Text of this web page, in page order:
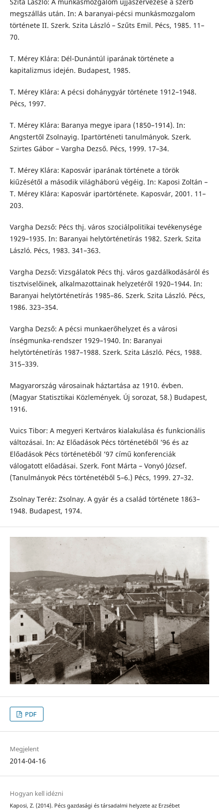
megszállás után. In: A baranyai-pécsi munkásmozgalom
története II. Szerk. Szita László – Szűts Emil. Pécs, 1985. 11–
70.
T. Mérey Klára: Dél-Dunántúl iparának története a
kapitalizmus idején. Budapest, 1985.
T. Mérey Klára: A pécsi dohánygyár története 1912–1948.
Pécs, 1997.
T. Mérey Klára: Baranya megye ipara (1850–1914). In:
Angstertől Zsolnayig. Ipartörténeti tanulmányok. Szerk.
Szirtes Gábor – Vargha Dezső. Pécs, 1999. 17–34.
T. Mérey Klára: Kaposvár iparának története a török
kiűzésétől a második világháború végéig. In: Kaposi Zoltán –
T. Mérey Klára: Kaposvár ipartörténete. Kaposvár, 2001. 11–
203.
Vargha Dezső: Pécs thj. város szociálpolitikai tevékenysége
1929–1935. In: Baranyai helytörténetírás 1982. Szerk. Szita
László. Pécs, 1983. 341–363.
Vargha Dezső: Vizsgálatok Pécs thj. város gazdálkodásáról és
tisztviselőinek, alkalmazottainak helyzetéről 1920–1944. In:
Baranyai helytörténetírás 1985–86. Szerk. Szita László. Pécs,
1986. 323–354.
Vargha Dezső: A pécsi munkaerőhelyzet és a városi
ínségmunka-rendszer 1929–1940. In: Baranyai
helytörténetírás 1987–1988. Szerk. Szita László. Pécs, 1988.
315–339.
Magyarország városainak háztartása az 1910. évben.
(Magyar Statisztikai Közlemények. Új sorozat, 58.) Budapest,
1916.
Vuics Tibor: A megyeri Kertváros kialakulása és funkcionális
változásai. In: Az Előadások Pécs történetéből ’96 és az
Előadások Pécs történetéből ’97 című konferenciák
válogatott előadásai. Szerk. Font Márta – Vonyó József.
(Tanulmányok Pécs történetéből 5–6.) Pécs, 1999. 27–32.
Zsolnay Teréz: Zsolnay. A gyár és a család története 1863–
1948. Budapest, 1974.
PDF
Megjelent
2014-04-16
Hogyan kell idézni
Kaposi, Z. (2014). Pécs gazdasági és társadalmi helyzete az Erzsébet